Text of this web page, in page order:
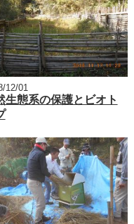
12/01
生態系の保護とビオト